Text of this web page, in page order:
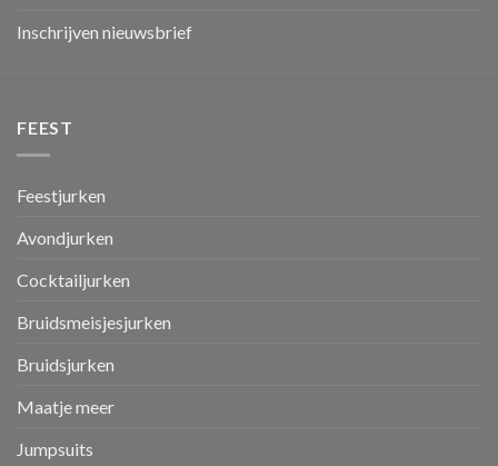
Inschrijven nieuwsbrief
FEEST
Feestjurken
Avondjurken
Cocktailjurken
Bruidsmeisjesjurken
Bruidsjurken
Maatje meer
Jumpsuits